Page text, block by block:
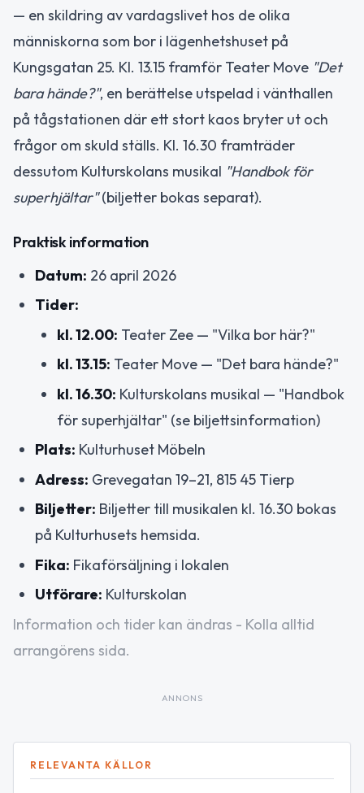
— en skildring av vardagslivet hos de olika
människorna som bor i lägenhetshuset på
Kungsgatan 25. Kl. 13.15 framför Teater Move "Det
bara hände?", en berättelse utspelad i vänthallen
på tågstationen där ett stort kaos bryter ut och
frågor om skuld ställs. Kl. 16.30 framträder
dessutom Kulturskolans musikal "Handbok för
superhjältar"(biljetter bokas separat).
Praktisk information
Datum: 26 april 2026
Tider:
kl. 12.00: Teater Zee — "Vilka bor här?"
kl. 13.15: Teater Move — "Det bara hände?"
kl. 16.30: Kulturskolans musikal — "Handbok
för superhjältar" (se biljettsinformation)
Plats: Kulturhuset Möbeln
Adress: Grevegatan 19–21, 815 45 Tierp
Biljetter: Biljetter till musikalen kl. 16.30 bokas
på Kulturhusets hemsida.
Fika: Fikaförsäljning i lokalen
Utförare: Kulturskolan
Information och tider kan ändras - Kolla alltid
arrangörens sida.
ANNONS
RELEVANTA KÄLLOR